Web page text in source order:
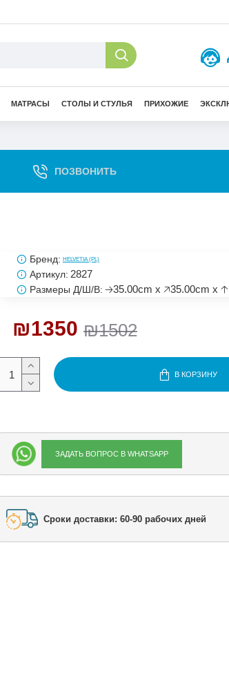
МАТРАСЫ СТОЛЫ И СТУЛЬЯ ПРИХОЖИЕ
ПОЗВОНИТЬ
₪1502
₪1350
Бренд: HELVETIA (PL)
Артикул: 2827
Размеры Д/Ш/В: 🡢35.00cm x 🡥35.00cm x
В КОРЗИНУ
ЗАДАТЬ ВОПРОС В WHATSAPP
Сроки доставки: 60-90 рабочих дней